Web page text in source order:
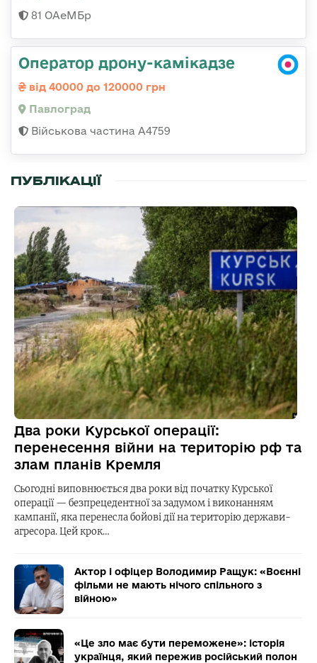
81 ОАеМБр
Оператор дрону-камікадзе
від 40000 до 120000 грн
Павлоград
Військова частина А4759
ПУБЛІКАЦІЇ
Два роки Курської операції:
перенесення війни на територію рф та
злам планів Кремля
Сьогодні виповнюється два роки від початку Курської
операції — безпрецедентної за задумом і виконанням
кампанії, яка перенесла бойові дії на територію держави-
агресора. Цей крок…
Актор і офіцер Володимир Ращук: «Воєнні
фільми не мають нічого спільного з
війною»
«Це зло має бути переможене»: історія
українця, який пережив російський полон